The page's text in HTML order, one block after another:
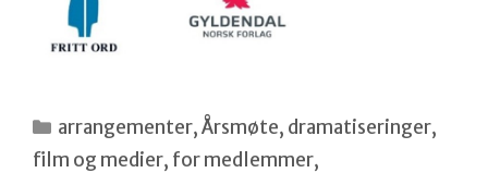
Kategorier
arrangementer,Årsmøte, dramatiseringer,
film og medier, for medlemmer,